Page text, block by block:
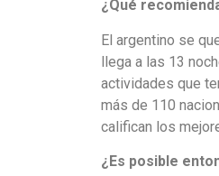
¿Qué
El argentino se
llega a las 13
actividades que
más de 110
califican los
¿Es posible